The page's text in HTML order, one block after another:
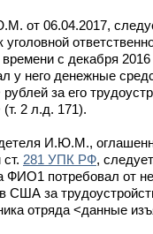
от 06.04.2017,
уголовной
с декабря 2016
у него денежные
за его
2 л.д. 171).
И.Ю.М.,
281 УПК РФ,
ФИО1 потребовал от
США за
отряда <данные